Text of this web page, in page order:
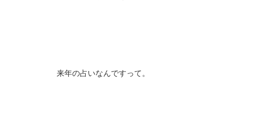
来年の占いなんですって。